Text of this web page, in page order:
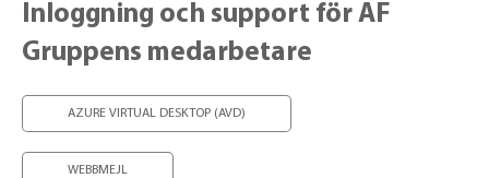
Inloggning och support för AF
Gruppens medarbetare
AZURE VIRTUAL DESKTOP (AVD)
WEBBMEJL